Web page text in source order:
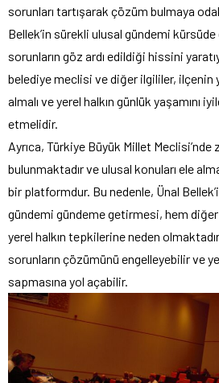
sorunları tartışarak çözüm bulmaya
Bellek’in sürekli ulusal gündemi kürsüde
sorunların göz ardı edildiği hissini
belediye meclisi ve diğer ilgililer, ilçenin
almalı ve yerel halkın günlük yaşamını
etmelidir.
Ayrıca, Türkiye Büyük Millet
bulunmaktadır ve ulusal konuları ele
bir platformdur. Bu nedenle, Ünal
gündemi gündeme getirmesi, hem
yerel halkın tepkilerine neden
sorunların çözümünü engelleyebilir ve
sapmasına yol açabilir.